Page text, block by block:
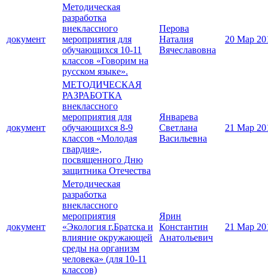
документ
Методическая
разработка
внеклассного
мероприятия для
обучающихся 10-11
классов «Говорим на
русском языке».
Перова
Наталия
Вячеславовна
20 Мар
документ
МЕТОДИЧЕСКАЯ
РАЗРАБОТКА
внеклассного
мероприятия для
обучающихся 8-9
классов «Молодая
гвардия»,
посвященного Дню
защитника Отечества
Январева
Светлана
Васильевна
21 Мар
документ
Методическая
разработка
внеклассного
мероприятия
«Экология г.Братска и
влияние окружающей
среды на организм
человека» (для 10-11
классов)
Ярин
Константин
Анатольевич
21 Мар